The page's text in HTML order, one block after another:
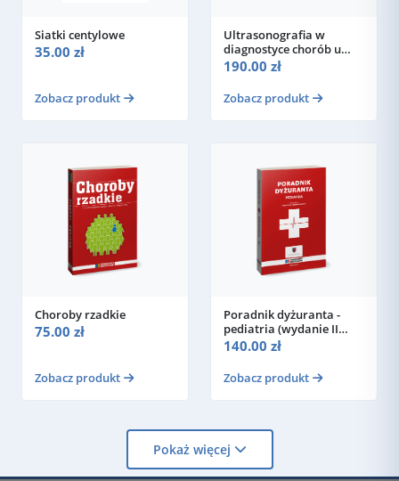
Siatki centylowe
35.00 zł
Zobacz produkt
Ultrasonografia w
diagnostyce chorób u
noworodka
190.00 zł
Zobacz produkt
Choroby rzadkie
75.00 zł
Zobacz produkt
Poradnik dyżuranta -
pediatria (wydanie II
zaktualizowane i
140.00 zł
Zobacz produkt
Pokaż więcej